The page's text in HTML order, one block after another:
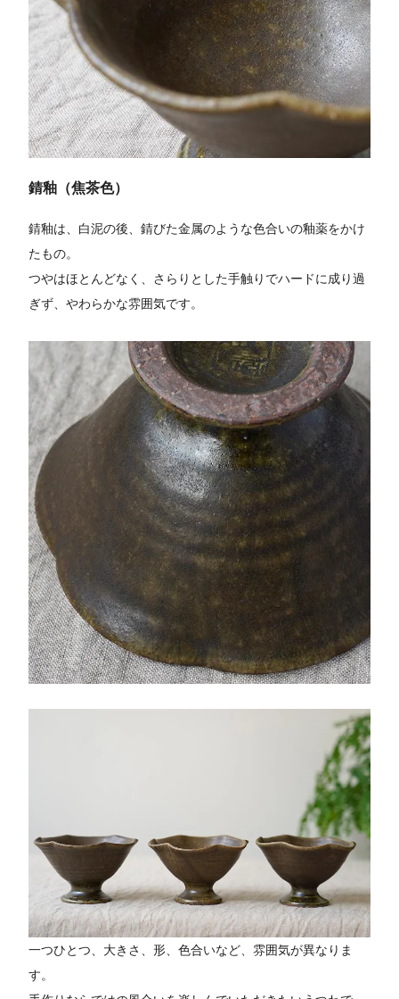
錆釉（焦茶色）
錆釉は、白泥の後、錆びた金属のような色合いの釉薬をかけ
たもの。
つやはほとんどなく、さらりとした手触りでハードに成り過
ぎず、やわらかな雰囲気です。
一つひとつ、大きさ、形、色合いなど、雰囲気が異なりま
す。